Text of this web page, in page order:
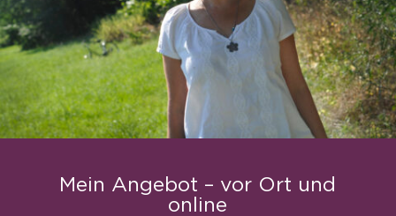
Mein Angebot – vor Ort und
online